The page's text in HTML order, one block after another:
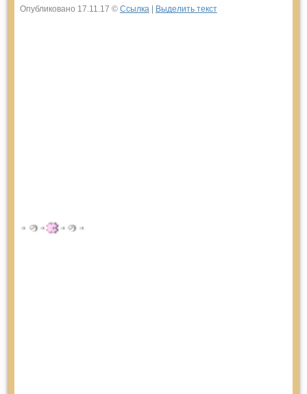
Опубликовано 17.11.17 © Ссылка| Выделить текст